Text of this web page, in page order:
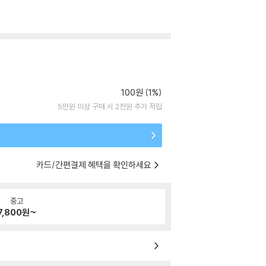
100원 (1%)
5만원 이상 구매 시 2천원 추가 적립
카드/간편결제 혜택을 확인하세요
중고
원~